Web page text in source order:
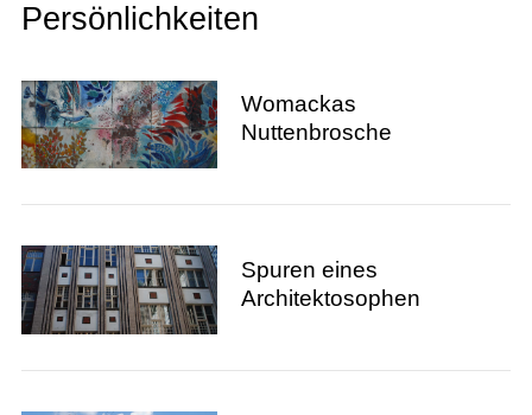
Persönlichkeiten
Womackas
Nuttenbrosche
Spuren eines
Architektosophen